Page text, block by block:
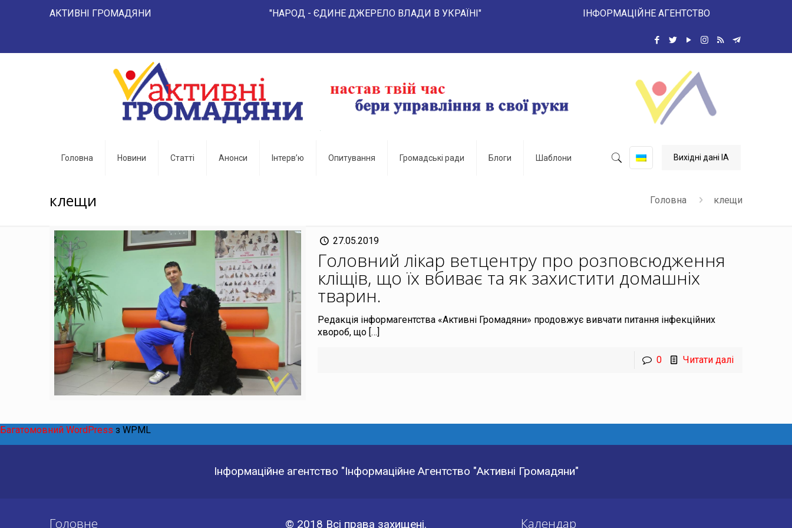
АКТИВНІ ГРОМАДЯНИ "НАРОД - ЄДИНЕ ДЖЕРЕЛО ВЛАДИ В УКРАЇНІ" ІНФОРМАЦІЙНЕ АГЕНТСТВО
Головна Новини Статті Анонси Інтерв’ю Опитування Громадські ради Блоги Шаблони Вихідні дані ІА
клещи Головна клещи
27.05.2019
Головний лікар ветцентру про розповсюдження
кліщів, що їх вбиває та як захистити домашніх
тварин.
Редакція інформагентства «Активні Громадяни» продовжує вивчати питання інфекційних
хвороб, що […]
0 Читати далі
Інформаційне агентство "Інформаційне Агентство "Активні Громадяни"
Головне © 2018 Всі права захищені. Календар
Багатомовний WordPress з WPML